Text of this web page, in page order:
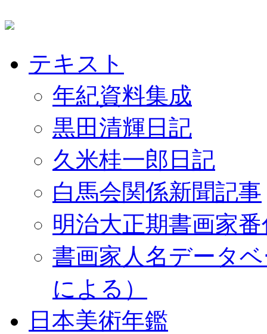
テキスト
年紀資料集成
黒田清輝日記
久米桂一郎日記
白馬会関係新聞記事
明治大正期書画家
書画家人名データ
による）
日本美術年鑑